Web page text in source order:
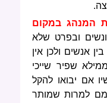
המנהג במקום
ובפרט שלא
אנשים ולכן אין
שפיר שייכי
אם יבואו להקל
למרות שמותר